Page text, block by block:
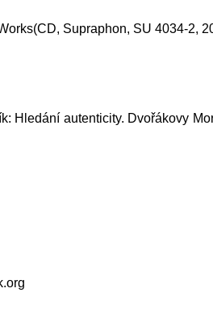
(CD, Supraphon, SU 4034-2,
Hledání autenticity. Dvořákovy